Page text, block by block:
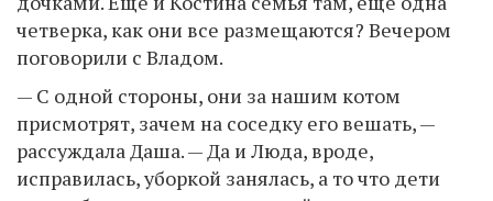
четверка, как они все размещаются? Вечером
поговорили с Владом.
— С одной стороны, они за нашим котом
присмотрят, зачем на соседку его вешать, —
рассуждала Даша. — Да и Люда, вроде,
исправилась, уборкой занялась, а то что дети